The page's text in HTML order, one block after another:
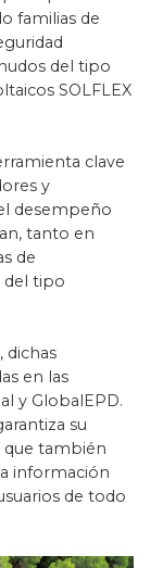
familias de
del tipo
SOLFLEX
clave
y
desempeño
tanto en
de
del tipo
dichas
en las
y GlobalEPD.
su
que también
información
de todo